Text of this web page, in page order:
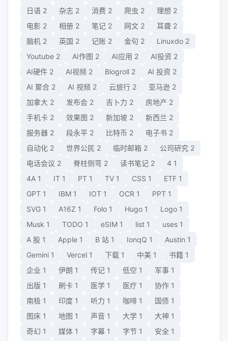
日语 2 杂志 2 消费 2 爬虫 2 理想 2
电影 2 相册 2 笔记 2 网文 2 耳聋 2
脑机 2 英国 2 记账 2 金句 2 Linuxdo 2
Youtube 2 AI作图 2 AI应用 2 AI投资 2
AI硬件 2 AI视频 2 Blogroll 2 AI 投资 2
AI 聚合 2 AI 视频 2 云旅行 2 亚马逊 2
加拿大 2 发布会 2 吉卜力 2 房地产 2
手机卡 2 效果图 2 新加坡 2 新西兰 2
服务器 2 段永平 2 比特币 2 电子书 2
自动化 2 世界公民 2 临时邮箱 2 公司研究 2
电话会议 2 脊柱侧弯 2 读书笔记 2 4 1
4A 1 IT 1 PT 1 TV 1 CSS 1 ETF 1
GPT 1 IBM 1 IOT 1 OCR 1 PPT 1
SVG 1 A16Z 1 Folo 1 Hugo 1 Logo 1
Musk 1 TODO 1 eSIM 1 list 1 uses 1
A 股 1 Apple 1 B 站 1 IonqQ 1 Austin 1
Gemini 1 Vercel 1 下载 1 中美 1 书籍 1
企业 1 伊朗 1 传记 1 低空 1 军事 1
出版 1 刷卡 1 医学 1 医疗 1 协作 1
南极 1 印度 1 听力 1 咖啡 1 国债 1
图床 1 地图 1 声音 1 大学 1 大神 1
奇幻 1 媒体 1 字幕 1 字节 1 安全 1